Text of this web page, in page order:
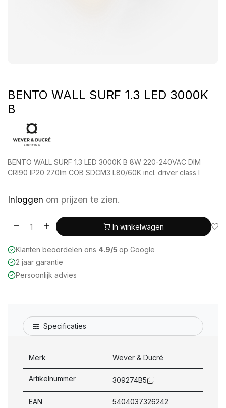
BENTO WALL SURF 1.3 LED 3000K
B
BENTO WALL SURF 1.3 LED 3000K B 8W 220-240VAC DIM
CRI90 IP20 270lm COB SDCM3 L80/60K incl. driver class I
Inloggen om prijzen te zien.
In winkelwagen
Klanten beoordelen ons 4.9/5 op Google
2 jaar garantie
Persoonlijk advies
Specificaties
Merk Wever & Ducré
Artikelnummer 309274B5
EAN 5404037326242